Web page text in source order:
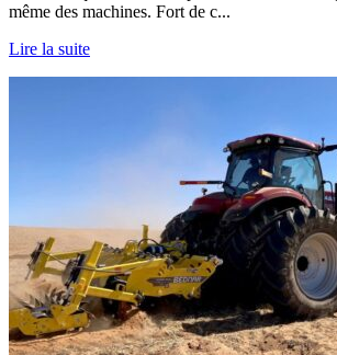
même des machines. Fort de c...
Lire la suite